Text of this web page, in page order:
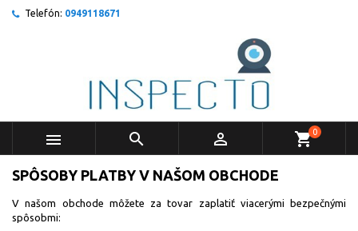
Telefón: 0949118671
   shopping_cart0
SPÔSOBY PLATBY V NAŠOM OBCHODE
V našom obchode môžete za tovar zaplatiť viacerými bezpečnými
spôsobmi: